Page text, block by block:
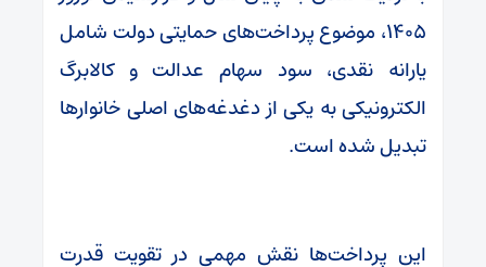
۱۴۰۵، موضوع پرداخت‌های حمایتی دولت شامل
یارانه نقدی، سود سهام عدالت و کالابرگ
الکترونیکی به یکی از دغدغه‌های اصلی خانوارها
تبدیل شده است.
این پرداخت‌ها نقش مهمی در تقویت قدرت